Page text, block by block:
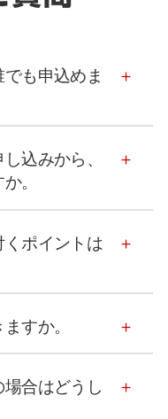
も申込めま
込みから、
。
ポイントは
すか。
合はどうし